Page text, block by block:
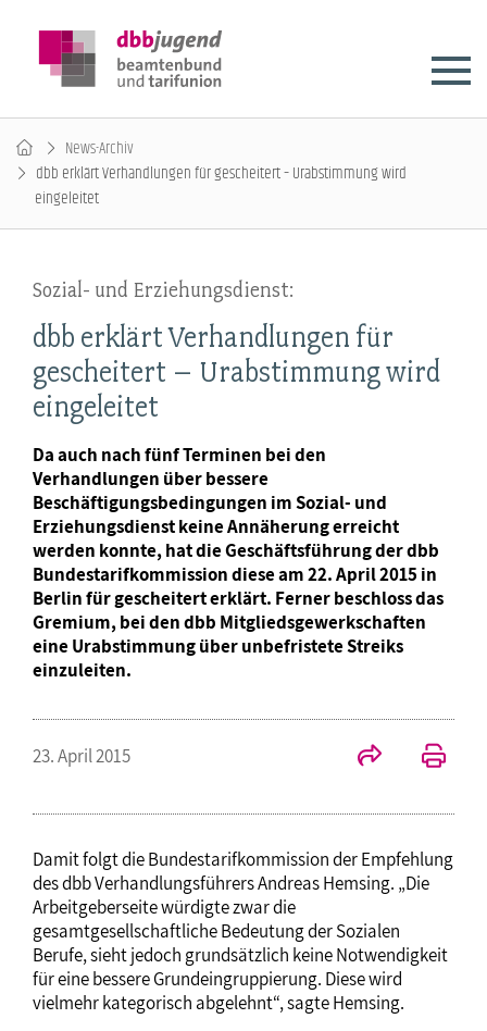
News-Archiv
dbb erklärt Verhandlungen für gescheitert – Urabstimmung wird
eingeleitet
Sozial- und Erziehungsdienst:
dbb erklärt Verhandlungen für
gescheitert – Urabstimmung wird
eingeleitet
Da auch nach fünf Terminen bei den
Verhandlungen über bessere
Beschäftigungsbedingungen im Sozial- und
Erziehungsdienst keine Annäherung erreicht
werden konnte, hat die Geschäftsführung der dbb
Bundestarifkommission diese am 22. April 2015 in
Berlin für gescheitert erklärt. Ferner beschloss das
Gremium, bei den dbb Mitgliedsgewerkschaften
eine Urabstimmung über unbefristete Streiks
einzuleiten.
23. April 2015
Damit folgt die Bundestarifkommission der Empfehlung
des dbb Verhandlungsführers Andreas Hemsing. „Die
Arbeitgeberseite würdigte zwar die
gesamtgesellschaftliche Bedeutung der Sozialen
Berufe, sieht jedoch grundsätzlich keine Notwendigkeit
für eine bessere Grundeingruppierung. Diese wird
vielmehr kategorisch abgelehnt“, sagte Hemsing.